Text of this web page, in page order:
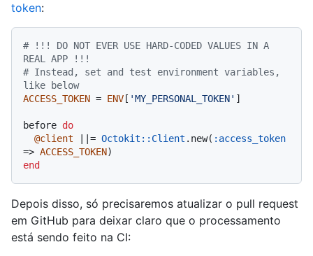
token:
# !!! DO NOT EVER USE HARD-CODED VALUES IN A
REAL APP !!!
# Instead, set and test environment variables,
like below
ACCESS_TOKEN = ENV [ 'MY_PERSONAL_TOKEN' ]
before do
@client
|= Octokit::Client .new( :access_token
=> ACCESS_TOKEN
end
Depois disso, só precisaremos atualizar o pull request
em GitHub para deixar claro que o processamento
está sendo feito na CI: